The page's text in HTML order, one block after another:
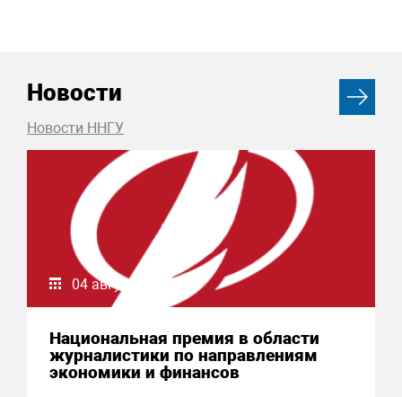
Новости
Новости ННГУ
04 августа 2026
Национальная премия в области
журналистики по направлениям
экономики и финансов